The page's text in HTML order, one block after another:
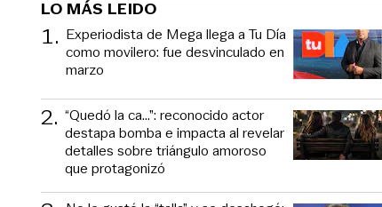
LO MÁS LEIDO
1. Experiodista de Mega llega a Tu Día
como movilero: fue desvinculado en
marzo
2. “Quedó la ca...”: reconocido actor
destapa bomba e impacta al revelar
detalles sobre triángulo amoroso
que protagonizó